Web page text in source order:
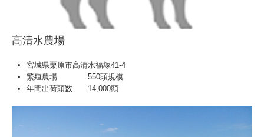
高清水農場
宮城県栗原市高清水福塚41-4
繁殖農場 550頭規模
年間出荷頭数 14,000頭